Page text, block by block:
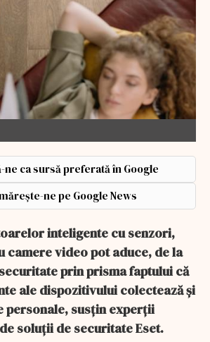
ne ca sursă preferată în Google
ne pe Google News
inteligente cu senzori,
camere video pot aduce, de la
prin prisma faptului că
ale dispozitivului colectează şi
personale, susţin experţii
soluţii de securitate Eset.